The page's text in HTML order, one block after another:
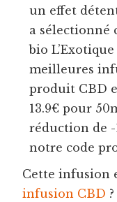
un effet
a sélectionné
bio
meilleures
produit CBD
13.9€ pour
réduction de -
notre code
Cette infusion
infusion CBD